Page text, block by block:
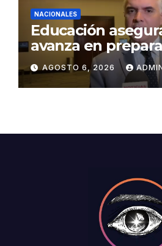
NACIONALES
Educación
avanza en
a denuncias por
aulas y maestros
AGOSTO 6, 2026